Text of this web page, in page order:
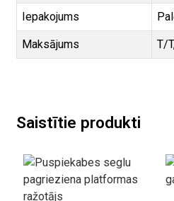
Iepakojums
Maksājums T/
Saistītie produkti